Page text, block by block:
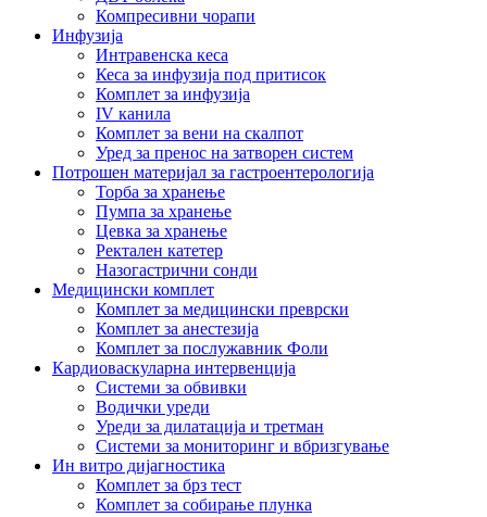
Компресивни чорапи
Инфузија
Интравенска кеса
Кеса за инфузија под притисок
Комплет за инфузија
IV канила
Комплет за вени на скалпот
Уред за пренос на затворен систем
Потрошен материјал за гастроентерологија
Торба за хранење
Пумпа за хранење
Цевка за хранење
Ректален катетер
Назогастрични сонди
Медицински комплет
Комплет за медицински преврски
Комплет за анестезија
Комплет за послужавник Фоли
Кардиоваскуларна интервенција
Системи за обвивки
Водички уреди
Уреди за дилатација и третман
Системи за мониторинг и вбризгување
Ин витро дијагностика
Комплет за брз тест
Комплет за собирање плунка